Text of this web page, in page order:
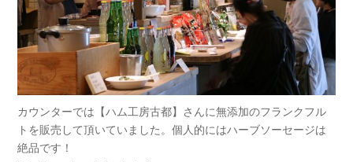
カウンターでは【ハム工房古都】さんに無添加のフランクフル
トを販売して頂いていました。個人的にはハーブソーセージは
絶品です！